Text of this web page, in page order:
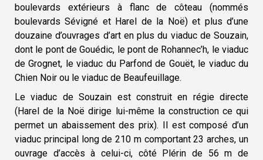
boulevards extérieurs à flanc de côteau (nommés
boulevards Sévigné et Harel de la Noë) et plus d’une
douzaine d’ouvrages d’art en plus du viaduc de Souzain,
dont le pont de Gouédic, le pont de Rohannec’h, le viaduc
de Grognet, le viaduc du Parfond de Gouët, le viaduc du
Chien Noir ou le viaduc de Beaufeuillage.
Le viaduc de Souzain est construit en régie directe
(Harel de la Noë dirige lui-même la construction ce qui
permet un abaissement des prix). Il est composé d’un
viaduc principal long de 210 m comportant 23 arches, un
ouvrage d’accès à celui-ci, côté Plérin de 56 m de